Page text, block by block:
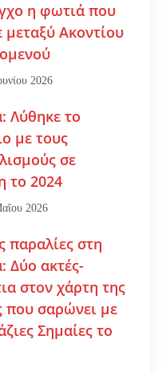
η φωτιά που
μεταξύ Ακοντίου
2026
Λύθηκε το
με τους
σε
το 2024
2026
παραλίες στη
Δύο ακτές-
στον χάρτη της
που σαρώνει με
Σημαίες το